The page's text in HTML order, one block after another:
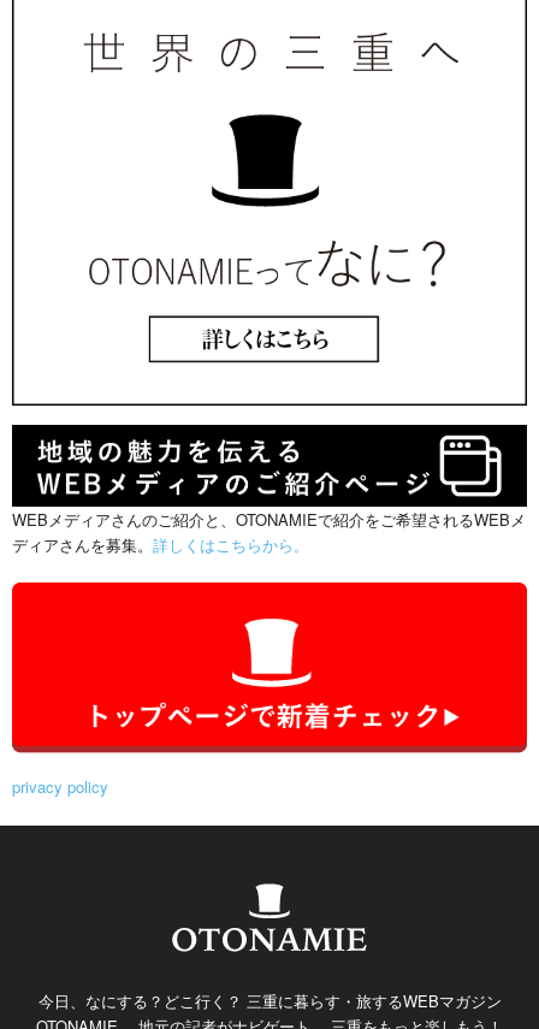
WEBメディアさんのご紹介と、OTONAMIEで紹介をご希望されるWEBメ
ディアさんを募集。 詳しくはこちらから。
privacy policy
今日、なにする？どこ行く？ 三重に暮らす・旅するWEBマガジン